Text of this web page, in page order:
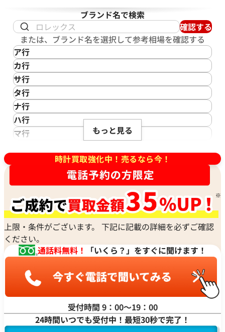
この度は「おたからや」でカルティエ ロードスターの買取
をご利用いただき、誠にありがとうございました。お客様
が大切にされてきたお品にご満足いただける価格をご提示
できましたこと、大変嬉しく思います。ロードスターは、単
なる時間を知る道具ではなく、スポーティさと洗練された
デザインを象徴する特別な存在です。その価値は、素材や年
式、状態だけでなく、市場における需要とモデルの希少性
によって決まります。弊社では、お客様のロードスターが持
つ唯一無二の価値を深く理解し、日々変動する市場価格を
リアルタイムで確認しながら、どこにも負けない高価買取
を心がけております。ロードスターは、流れるようなトノー
型ケースと、交換可能なブレスレットやストラップが特徴
で、アクティブなシーンにも合わせやすいモデルとして人気
を博しました。特に、生産が終了した旧モデルや、特定の
型番のモデル、そして完璧な状態の品は、一般的な時計と
は一線を画すプレミア価格で取引されています。お客様にと
って最良の結果をご提供できたことは、私たちにとって何よ
りの励みです。今後もお客様からいただいた信頼を裏切らな
いよう、サービスの向上に努め、さらなる高価買取を実現
ブランド名で検索
確認する
または、ブランド名を選択して参考相場を確認する
ア行
IKEPOD
アイクポッド
IWC
アイダブリューシー
Azimuth
アジムース
ANONIMO
Alain Silberstein
アラン・シルベスタイン
Armand Nicolet
アルマン・ニコレ
WALTHAM
ウォルサム
HUBLOT
ウブロ
ETERNA
エテルナ
EDOX
エベラール
EBEL
カ行
CASIO
カシオ
Cartier
カルティエ
Gaga Milano
ガガミラノ
クインティング
Cuervo y Sobrinos
クエルボ・イ・ソブリノス
CVSTOS
クストス
Chronoswiss
クロノスイス
GUCCI
グッチ
Graham
グラハム
Grand Seiko
グランドセイコー
CORUM
サ行
Saint Laurent
サンローラン
Shellman
シェルマン
CITIZEN
シチズン
Chopard
ショパール
CHAUMET
ショーメ
Jacob & Co.
ジェイコブ
Gerald Genta
ジェラルド・ジェンタ
Jaeger-LeCoultre
ジャガー・ルクルト
ジャケ・ドロー
タ行
TAG Heuer
タグ・ホイヤー
Daniel Roth
TUDOR
チューダー(チュードル)
ティファニー
Dior
ディオール
ナ行
NOMOS Glashütte
ノモス グラスヒュッテ
ハ行
Hamilton
Harry Winston
ハリー・ウィンストン
Patek Philippe
Panerai
パネライ
Parmigiani Fleurier
パルミジャーニ・フルリエ
Piaget
PIERRE KUNZ
ピエール・クンツ
FRANCK MULLER
フランク ミュラー
BOUCHERON
マ行
MAURICE LACROIX
モーリス・ラクロア
RALPH LAUREN
ラルフ ローレン
Richard Mille
リシャール・ミル
Louis Vuitton
ルイ・ヴィトン
Luminox
ルミノックス
Ressence
レッセンス
ROGER DUBUIS
ロレックス
LONGINES
もっと見る
時計買取強化中！売るなら今！
上限・条件がございます。 下記に記載の詳細を必ずご確認
ください。
通話料無料！
「いくら？」をすぐに聞けます！
受付時間 9：00〜19：00
24時間いつでも受付中！最短30秒で完了！